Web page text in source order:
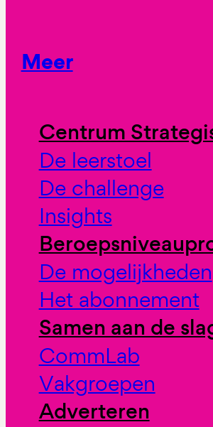
Meer
Centrum
De leerstoel
De challenge
Insights
De mogelijkheden
Het abonnement
Samen aan de
CommLab
Vakgroepen
Adverteren